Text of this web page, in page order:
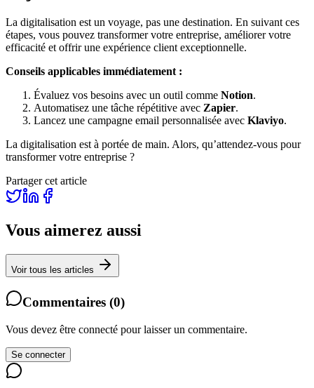
La digitalisation est un voyage, pas une destination. En suivant ces
étapes, vous pouvez transformer votre entreprise, améliorer votre
efficacité et offrir une expérience client exceptionnelle.
Conseils applicables immédiatement :
Évaluez vos besoins avec un outil comme Notion.
Automatisez une tâche répétitive avec Zapier.
Lancez une campagne email personnalisée avec Klaviyo.
La digitalisation est à portée de main. Alors, qu’attendez-vous pour
transformer votre entreprise ?
Partager cet article
Vous aimerez aussi
Voir tous les articles
Commentaires (0)
Vous devez être connecté pour laisser un commentaire.
Se connecter